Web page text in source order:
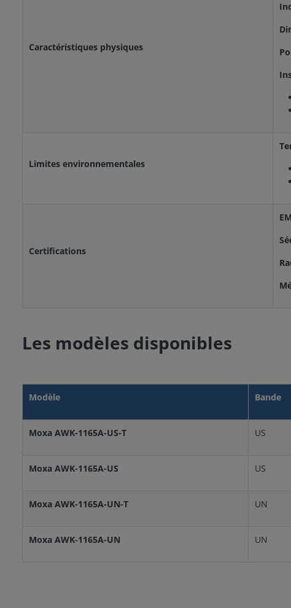
Caractéristiques physiques
Limites environnementales
Certifications
Les modèles disponibles
Modèle Bande
Moxa AWK-1165A-US-T US
Moxa AWK-1165A-US US
Moxa AWK-1165A-UN-T UN
Moxa AWK-1165A-UN UN